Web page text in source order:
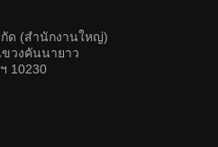
กัด (สำนักงานใหญ่)
วงคันนายาว
10230